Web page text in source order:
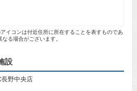
イコンは付近住所に所在することを表すものであ
る場合がございます。
設
野中央店